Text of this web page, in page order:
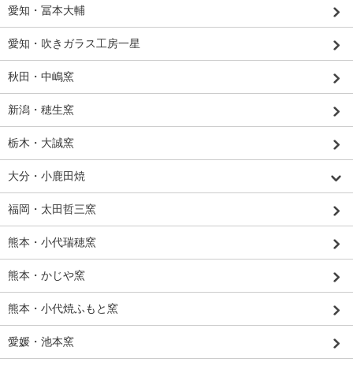
愛知・冨本大輔
愛知・吹きガラス工房一星
秋田・中嶋窯
新潟・穂生窯
栃木・大誠窯
大分・小鹿田焼
福岡・太田哲三窯
熊本・小代瑞穂窯
熊本・かじや窯
熊本・小代焼ふもと窯
愛媛・池本窯